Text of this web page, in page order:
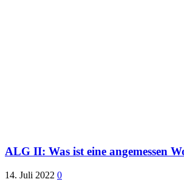
ALG II: Was ist eine angemessen
14. Juli 2022 0